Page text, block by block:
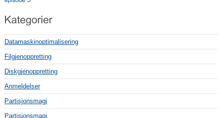
Datamaskinoptimalisering
Filgjenoppretting
Diskgjenoppretting
Anmeldelser
Partisjonsmagi
Partisjonsmagi